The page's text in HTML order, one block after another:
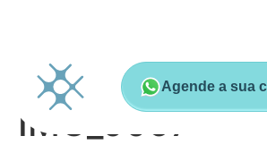
Agende a sua
IMG_0057